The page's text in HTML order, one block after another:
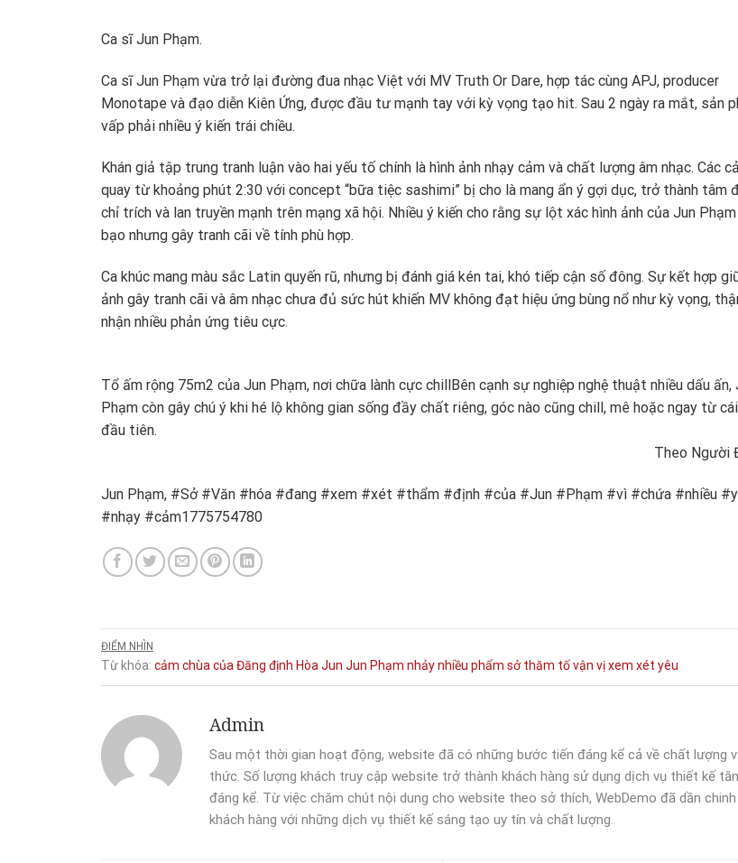
Ca sĩ Jun Phạm.
Ca sĩ Jun Phạm vừa trở lại đường đua nhạc Việt với MV Truth Or Dare, hợp tác cùng APJ, producer
Monotape và đạo diễn Kiên Ứng, được đầu tư mạnh tay với kỳ vọng tạo hit. Sau 2 ngày ra mắt, sản
vấp phải nhiều ý kiến trái chiều.
Khán giả tập trung tranh luận vào hai yếu tố chính là hình ảnh nhạy cảm và chất lượng âm nhạc. Các
quay từ khoảng phút 2:30 với concept “bữa tiệc sashimi” bị cho là mang ẩn ý gợi dục, trở thành tâm
chỉ trích và lan truyền mạnh trên mạng xã hội. Nhiều ý kiến cho rằng sự lột xác hình ảnh của Jun
bạo nhưng gây tranh cãi về tính phù hợp.
Ca khúc mang màu sắc Latin quyến rũ, nhưng bị đánh giá kén tai, khó tiếp cận số đông. Sự kết hợp
ảnh gây tranh cãi và âm nhạc chưa đủ sức hút khiến MV không đạt hiệu ứng bùng nổ như kỳ vọng,
nhận nhiều phản ứng tiêu cực.
Tổ ấm rộng 75m2 của Jun Phạm, nơi chữa lành cực chill Bên cạnh sự nghiệp nghệ thuật nhiều dấu ấn,
Phạm còn gây chú ý khi hé lộ không gian sống đầy chất riêng, góc nào cũng chill, mê hoặc ngay từ
đầu tiên.
Theo Người
Jun Phạm, #Sở #Văn #hóa #đang #xem #xét #thẩm #định #của #Jun #Phạm #vì #chứa #nhiều
#nhạy #cảm1775754780
ĐIỂM NHÌN
Từ khóa: cảm chùa của Đăng định Hòa Jun Jun Phạm nhảynhiều phẩm sở thăm tốvận vịxem xét yêu
Admin
Sau một thời gian hoạt động, website đã có những bước tiến đáng kể cả về chất lượng
thức. Số lượng khách truy cập website trở thành khách hàng sử dụng dịch vụ thiết kế
đáng kể. Từ việc chăm chút nội dung cho website theo sở thích, WebDemo đã dần
khách hàng với những dịch vụ thiết kế sáng tạo uy tín và chất lượng.